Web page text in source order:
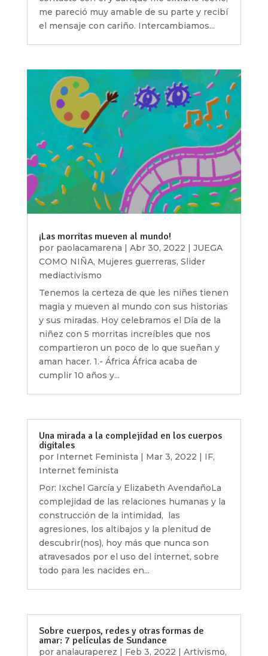
me pareció muy amable de su parte y recibí
el mensaje con cariño. Intercambiamos...
¡Las morritas mueven al mundo!
por paolacamarena | Abr 30, 2022 | JUEGA
COMO NIÑA, Mujeres guerreras, Slider
mediactivismo
Tenemos la certeza de que les niñes tienen
magia y mueven al mundo con sus historias
y sus miradas. Hoy celebramos el Día de la
niñez con 5 morritas increíbles que nos
compartieron un poco de lo que sueñan y
aman hacer. 1.- África África acaba de
cumplir 10 años y...
Una mirada a la complejidad en los cuerpos
digitales
por Internet Feminista | Mar 3, 2022 | IF,
Internet feminista
Por: Ixchel García y Elizabeth AvendañoLa
complejidad de las relaciones humanas y la
construcción de la intimidad, las
agresiones, los altibajos y la plenitud de
descubrir(nos), hoy más que nunca son
atravesados por el uso del internet, sobre
todo para les nacides en...
Sobre cuerpos, redes y otras formas de
amar: 7 películas de Sundance
por analauraperez | Feb 3, 2022 | Artivismo,